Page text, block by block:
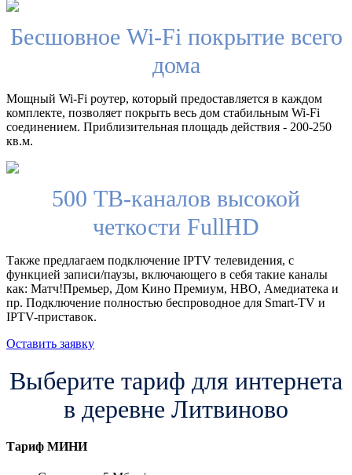
Бесшовное Wi-Fi покрытие всего
дома
Мощный Wi-Fi роутер, который предоставляется в каждом
комплекте, позволяет покрыть весь дом стабильным Wi-Fi
соединением. Приблизительная площадь действия - 200-250
кв.м.
500 ТВ-каналов высокой
четкости FullHD
Также предлагаем подключение IPTV телевидения, с
функцией записи/паузы, включающего в себя такие каналы
как: Матч!Премьер, Дом Кино Премиум, HBO, Амедиатека и
пр. Подключение полностью беспроводное для Smart-TV и
IPTV-приставок.
Оставить заявку
Выберите тариф для интернета
в деревне Литвиново
Тариф МИНИ